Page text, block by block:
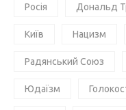
Росія Дональд
Київ Нацизм
Радянський Союз
Юдаїзм